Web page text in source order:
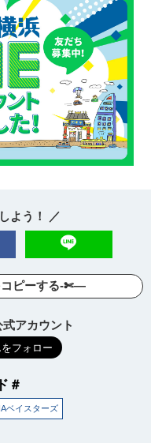
よう！ ／
コピーする-✄—
アカウント
＃
ベイスターズ